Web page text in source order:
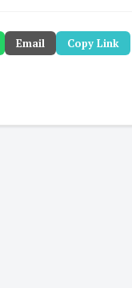
Email Copy Link